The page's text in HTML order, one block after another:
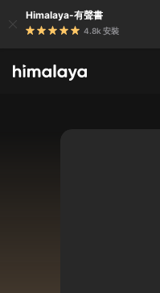
Himalaya-有聲書
4.8k 安裝